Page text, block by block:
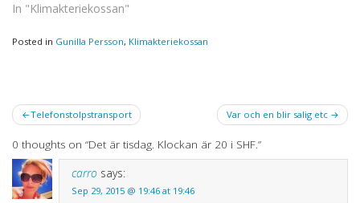
In "Klimakteriekossan"
Posted in Gunilla Persson, Klimakteriekossan
Post
navigation
Telefonstolpstransport Var och en blir salig etc
0 thoughts on “Det är tisdag. Klockan är 20 i SHF.”
carro says:
Sep 29, 2015 @ 19:46 at 19:46